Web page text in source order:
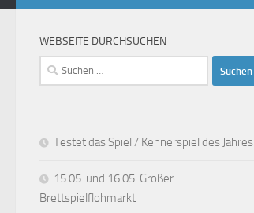
WEBSEITE DURCHSUCHEN
Suchen
nach:
Testet das Spiel / Kennerspiel des Jahres
15.05. und 16.05. Großer
Brettspielflohmarkt